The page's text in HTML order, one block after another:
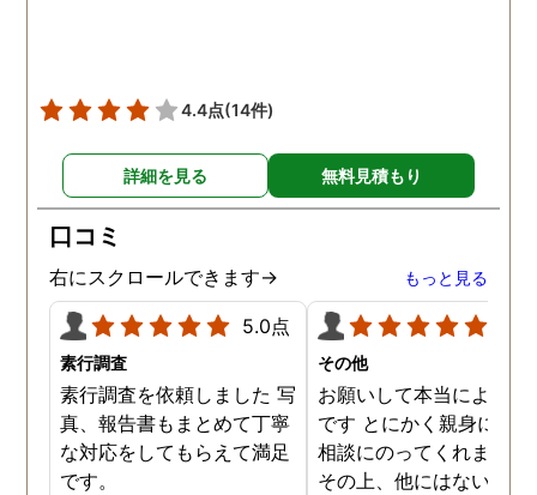
後の事についてアドバイス
る探偵事務所さんだと、あ
らためて思いました。 事務
所の皆様にお世話になった
ので、クチコミの方書かせ
ていただきます。ありがと
うございました。
4.4点(14件)
詳細を見る 無料見積もり
口コミ
右にスクロールできます→ もっと見る
5.0点
素行調査
素行調査を依頼しました 写
真、報告書もまとめて丁寧
な対応をしてもらえて満足
です。
その他
お願いして本当によかっ
です とにかく親身にな
相談にのってくれました
その上、他にはないリー